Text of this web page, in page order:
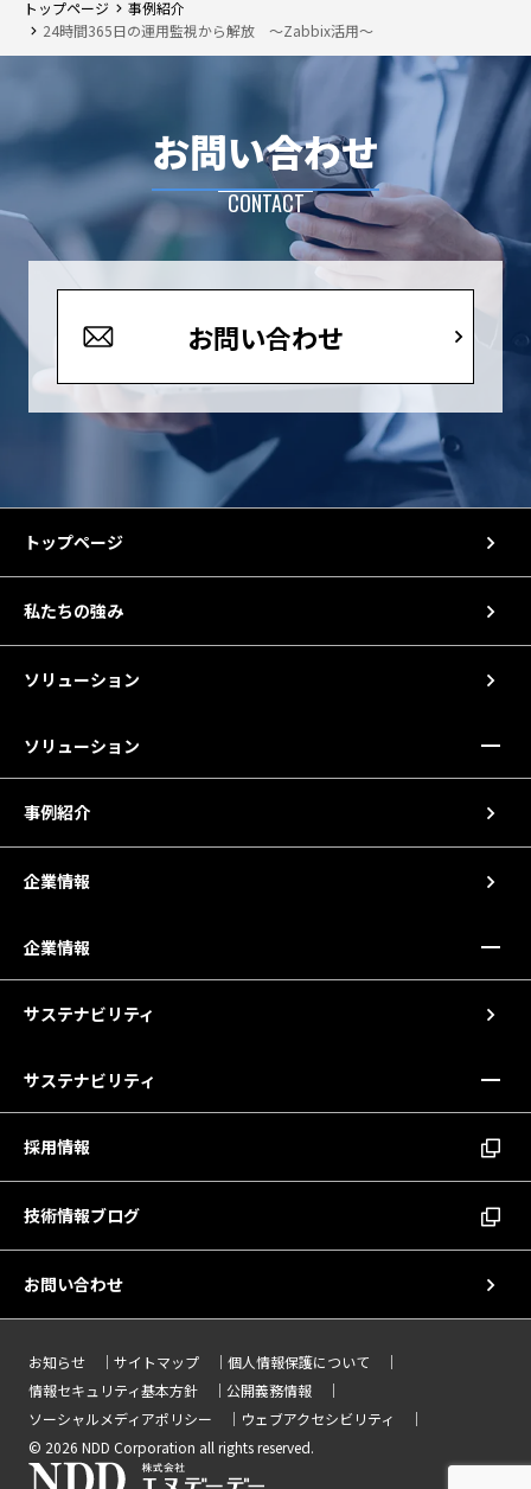
トップページ
事例紹介
24時間365日の運用監視から解放 ～Zabbix活用～
お問い合わせ
CONTACT
お問い合わせ
トップページ
私たちの強み
ソリューション
ソリューション
事例紹介
企業情報
企業情報
サステナビリティ
サステナビリティ
採用情報
技術情報ブログ
お問い合わせ
お知らせ サイトマップ
個人情報保護について
情報セキュリティ基本方針
公開義務情報
ソーシャルメディアポリシー
ウェブアクセシビリティ
© 2026 NDD Corporation all rights reserved.